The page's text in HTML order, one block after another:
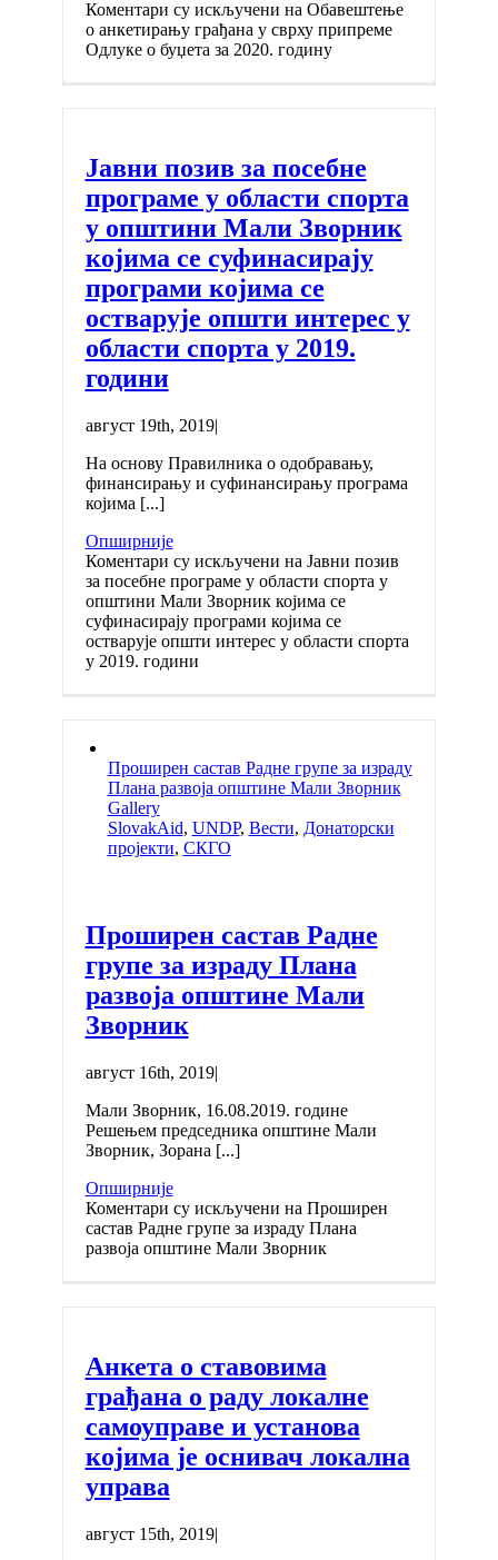
Коментари су искључени на Обавештење
о анкетирању грађана у сврху припреме
Одлуке о буџета за 2020. годину
Јавни позив за посебне
програме у области спорта
у општини Мали Зворник
којима се суфинасирају
програми којима се
остварује општи интерес у
области спорта у 2019.
години
август 19th, 2019|
На основу Правилника о одобравању,
финансирању и суфинансирању програма
којима [...]
Опширније
Коментари су искључени на Јавни позив
за посебне програме у области спорта у
општини Мали Зворник којима се
суфинасирају програми којима се
остварује општи интерес у области спорта
у 2019. години
Проширен састав Радне групе за израду
Плана развоја општине Мали Зворник
Gallery
SlovakAid, UNDP, Вести, Донаторски
пројекти, СКГО
Проширен састав Радне
групе за израду Плана
развоја општине Мали
Зворник
август 16th, 2019|
Мали Зворник, 16.08.2019. године
Решењем председника општине Мали
Зворник, Зорана [...]
Опширније
Коментари су искључени на Проширен
састав Радне групе за израду Плана
развоја општине Мали Зворник
Анкета о ставовима
грађана о раду локалне
самоуправе и установа
којима је оснивач локална
управа
август 15th, 2019|